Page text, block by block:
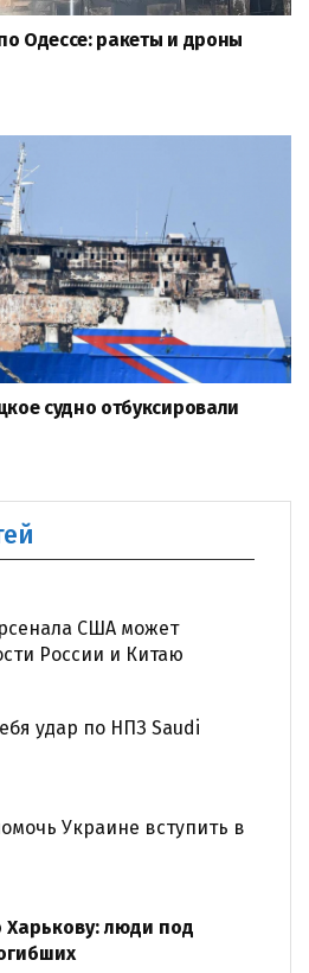
Одессе: ракеты и дроны
судно отбуксировали
США может
России и Китаю
удар по НПЗ Saudi
Украине вступить в
Харькову: люди под